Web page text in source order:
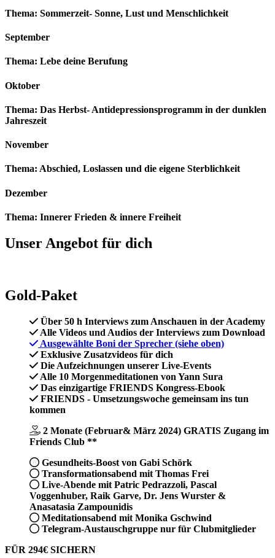
Thema: Sommerzeit- Sonne, Lust und Menschlichkeit
September
Thema: Lebe deine Berufung
Oktober
Thema: Das Herbst- Antidepressionsprogramm in der dunklen
Jahreszeit
November
Thema: Abschied, Loslassen und die eigene Sterblichkeit
Dezember
Thema: Innerer Frieden & innere Freiheit
Unser Angebot für dich
Gold-Paket
Über 50 h Interviews zum Anschauen in der Academy
Alle Videos und Audios der Interviews zum Download
Ausgewählte Boni der Sprecher (siehe oben)
Exklusive Zusatzvideos für dich
Die Aufzeichnungen unserer Live-Events
Alle 10 Morgenmeditationen von Yann Sura
Das einzigartige FRIENDS Kongress-Ebook
FRIENDS - Umsetzungswoche gemeinsam ins tun
kommen
2 Monate (Februar& März 2024) GRATIS Zugang im
Friends Club **
Gesundheits-Boost von Gabi Schörk
Transformationsabend mit Thomas Frei
Live-Abende mit Patric Pedrazzoli, Pascal
Voggenhuber, Raik Garve, Dr. Jens Wurster &
Anasatasia Zampounidis
Meditationsabend mit Monika Gschwind
Telegram-Austauschgruppe nur für Clubmitglieder
FÜR 294€ SICHERN